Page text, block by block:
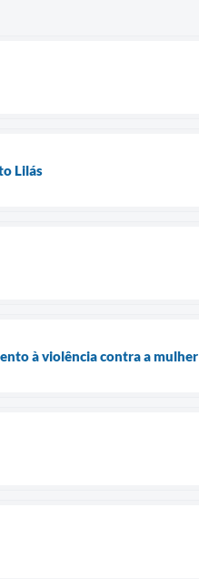
Lilás
à violência contra a mulher